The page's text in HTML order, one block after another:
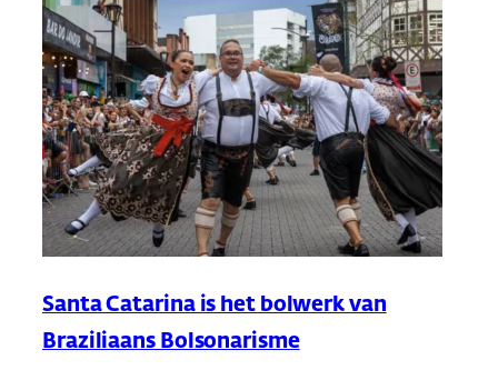
Santa Catarina is het bolwerk van
Braziliaans Bolsonarisme